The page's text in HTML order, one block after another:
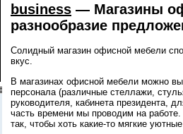
business — Магазины
разнообразие
Солидный магазин офисной мебели
вкус.
В магазинах офисной мебели можно
персонала (различные стеллажи,
руководителя, кабинета президента,
часть времени мы проводим на
так, чтобы хоть какие-то мягкие